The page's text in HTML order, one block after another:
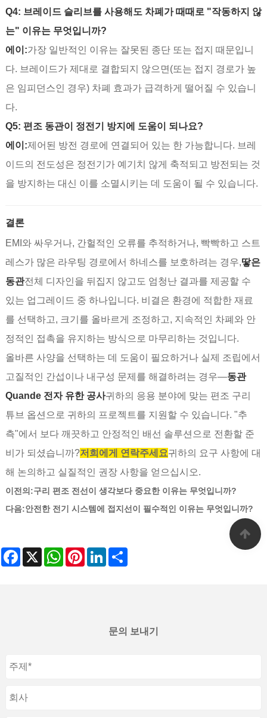
Q4: 브레이드 슬리브를 사용해도 차폐가 때때로 "작동하지 않
는" 이유는 무엇입니까?
에이:가장 일반적인 이유는 잘못된 종단 또는 접지 때문입니
다. 브레이드가 제대로 결합되지 않으면(또는 접지 경로가 높
은 임피던스인 경우) 차폐 효과가 급격하게 떨어질 수 있습니
다.
Q5: 편조 동관이 정전기 방지에 도움이 되나요?
에이:제어된 방전 경로에 연결되어 있는 한 가능합니다. 브레
이드의 전도성은 정전기가 예기치 않게 축적되고 방전되는 것
을 방지하는 대신 이를 소멸시키는 데 도움이 될 수 있습니다.
결론
EMI와 싸우거나, 간헐적인 오류를 추적하거나, 빡빡하고 스트
레스가 많은 라우팅 경로에서 하네스를 보호하려는 경우,땋은
동관전체 디자인을 뒤집지 않고도 엄청난 결과를 제공할 수
있는 업그레이드 중 하나입니다. 비결은 환경에 적합한 재료
를 선택하고, 크기를 올바르게 조정하고, 지속적인 차폐와 안
정적인 접촉을 유지하는 방식으로 마무리하는 것입니다.
올바른 사양을 선택하는 데 도움이 필요하거나 실제 조립에서
고질적인 간섭이나 내구성 문제를 해결하려는 경우—동관
Quande 전자 유한 공사귀하의 응용 분야에 맞는 편조 구리
튜브 옵션으로 귀하의 프로젝트를 지원할 수 있습니다. "추
측"에서 보다 깨끗하고 안정적인 배선 솔루션으로 전환할 준
비가 되셨습니까?저희에게 연락주세요귀하의 요구 사항에 대
해 논의하고 실질적인 권장 사항을 얻으십시오.
이전의:구리 편조 전선이 생각보다 중요한 이유는 무엇입니까?
다음:안전한 전기 시스템에 접지선이 필수적인 이유는 무엇입니까?
Facebook
X WhatsAppPinterestLinkedIn
문의 보내기